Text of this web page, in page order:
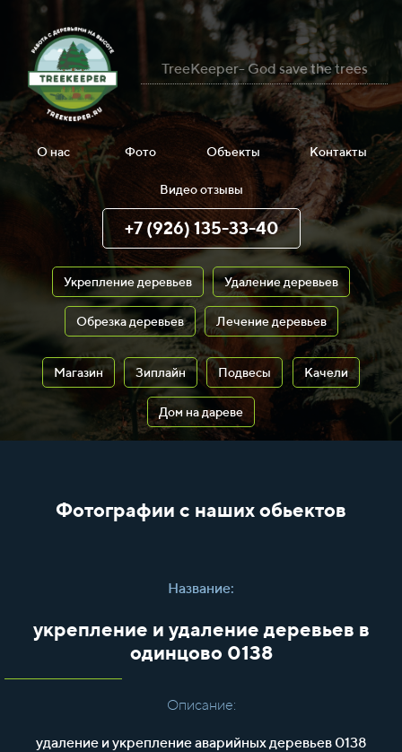
TreeKeeper- God save the trees
О нас Фото Объекты Контакты
Видео отзывы
+7 (926) 135-33-40
Укрепление деревьев Удаление деревьев
Обрезка деревьев Лечение деревьев
Магазин Зиплайн Подвесы Качели
Дом на дареве
Фотографии с наших обьектов
Название:
укрепление и удаление деревьев в
одинцово 0138
Описание:
удаление и укрепление аварийных деревьев 0138